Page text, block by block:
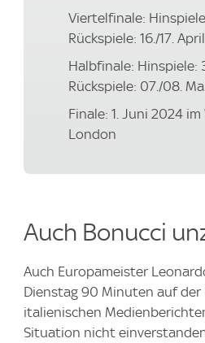
Viertelfinale:
Rückspiele: 16./17.
Halbfinale: Hinspiele:
Rückspiele: 07./08.
Finale: 1. Juni 2024
London
Auch Bonucci
Auch Europameister
Dienstag 90 Minuten auf der
italienischen
Situation nicht